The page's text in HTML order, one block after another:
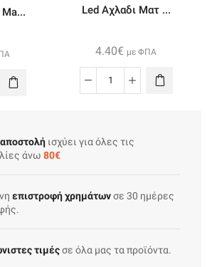
Led Αχλαδι Ματ ...
4.40€ με ΦΠΑ
Led
Ε27
Θερμο
ισχύει για όλες τις
άνω 80€
επιστροφή χρημάτωνσε 30 ημέρες
τιμέςσε όλα μας τα προϊόντα.